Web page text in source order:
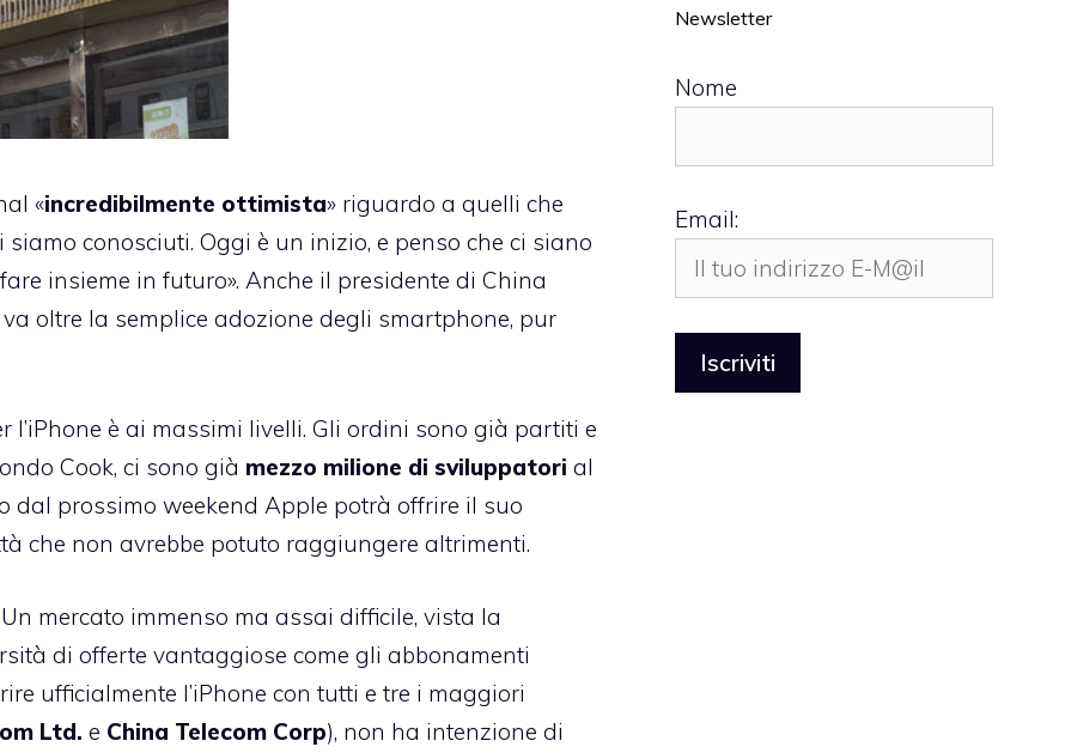
«incredibilmente ottimista» riguardo a quelli che
siamo conosciuti. Oggi è un inizio, e penso che ci siano
insieme in futuro». Anche il presidente di China
oltre la semplice adozione degli smartphone, pur
l’iPhone è ai massimi livelli. Gli ordini sono già partiti e
Cook, ci sono già mezzo milione di sviluppatori al
dal prossimo weekend Apple potrà offrire il suo
che non avrebbe potuto raggiungere altrimenti.
mercato immenso ma assai difficile, vista la
di offerte vantaggiose come gli abbonamenti
ufficialmente l’iPhone con tutti e tre i maggiori
Ltd. e China Telecom Corp), non ha intenzione di
Newsletter
Nome
Email: